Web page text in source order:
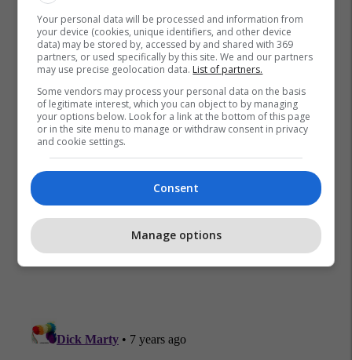
Isa Mustafa Enver Hoxhaj Molotovi
Your personal data will be processed and information from
your device (cookies, unique identifiers, and other device
data) may be stored by, accessed by and shared with 369
partners, or used specifically by this site. We and our partners
may use precise geolocation data. List of partners.
Some vendors may process your personal data on the basis
of legitimate interest, which you can object to by managing
your options below. Look for a link at the bottom of this page
or in the site menu to manage or withdraw consent in privacy
and cookie settings.
Consent
Manage options